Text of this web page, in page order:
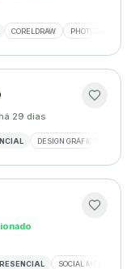
CORELDRAW PHOTOSHOP
29 dias
DESIGN GRÁFICO
·
SOCIAL MEDIA